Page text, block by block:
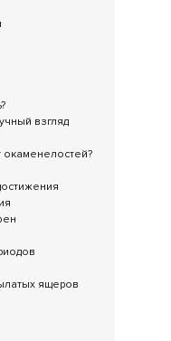
взгляд
окаменелостей?
ящеров